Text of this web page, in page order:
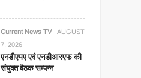
Current News TV
AUGUST
7, 2026
एनडीएमए एवं एनडीआरएफ की
संयुक्त बैठक सम्पन्न